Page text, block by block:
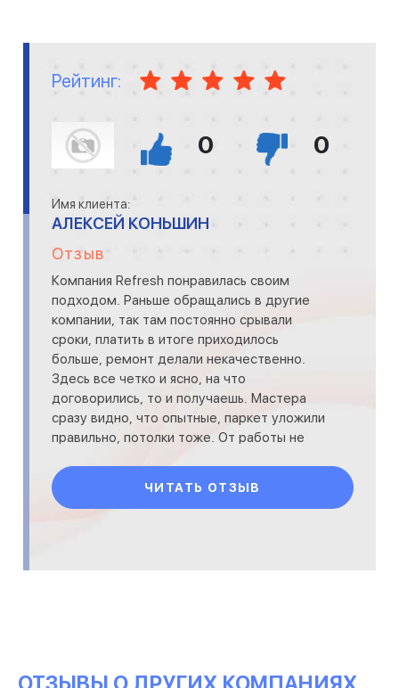
Рейтинг:
0 0
Имя клиента:
АЛЕКСЕЙ КОНЬШИН
Отзыв
Компания Refresh понравилась своим
подходом. Раньше обращались в другие
компании, так там постоянно срывали
сроки, платить в итоге приходилось
больше, ремонт делали некачественно.
Здесь все четко и ясно, на что
договорились, то и получаешь. Мастера
сразу видно, что опытные, паркет уложили
правильно, потолки тоже. От работы не
ЧИТАТЬ ОТЗЫВ